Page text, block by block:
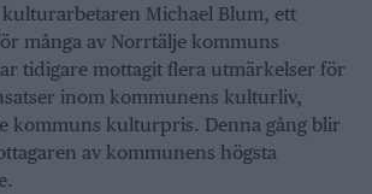
Michael Blum, ett
många av Norrtälje kommuns
tidigare mottagit flera utmärkelser för
inom kommunens kulturliv,
kommuns kulturpris. Denna gång blir
av kommunens högsta